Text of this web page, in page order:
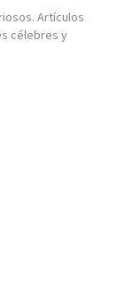
Artículos
célebres y